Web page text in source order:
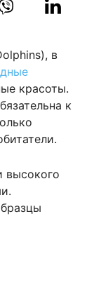
в
красоты.
к
высокого